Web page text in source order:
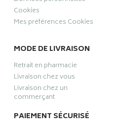
Cookies
Mes préférences Cookies
MODE DE LIVRAISON
Retrait en pharmacie
Livraison chez vous
Livraison chez un
commerçant
PAIEMENT SÉCURISÉ